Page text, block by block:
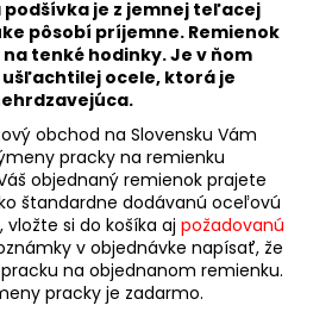
podšívka je z jemnej teľacej
pôsobí príjemne. Remienok
tenké hodinky. Je v ňom
ocele, ktorá je
obchod na Slovensku Vám
pracky na remienku
objednaný remienok prajete
štandardne dodávanú oceľovú
si do košíka aj požadovanú
v objednávke napísať, že
na objednanom remienku.
pracky je zadarmo.